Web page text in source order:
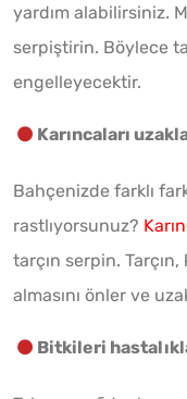
yardım alabilirsiniz.
serpiştirin. Böylece
engelleyecektir.
Karıncaları
Bahçenizde farklı
rastlıyorsunuz?
tarçın serpin.
almasını önler ve
Bitkileri